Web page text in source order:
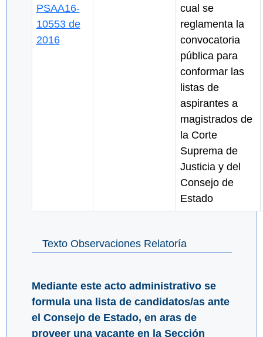
PSAA16-
10553 de
2016
cual se
reglamenta la
convocatoria
pública para
conformar las
listas de
aspirantes a
magistrados de
la Corte
Suprema de
Justicia y del
Consejo de
Estado
Texto Observaciones Relatoría
Mediante este acto administrativo se
formula una lista de candidatos/as ante
el Consejo de Estado, en aras de
proveer una vacante en la Sección